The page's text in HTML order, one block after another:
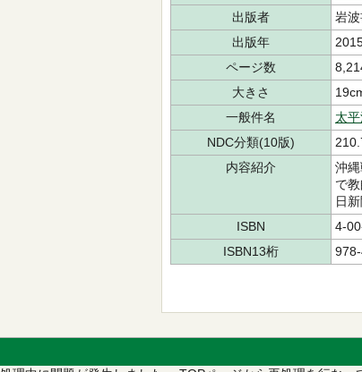
出版者
岩
出版年
ページ数
大きさ
一般件名
太
NDC分類(10版)
内容紹介
沖
で
日
ISBN
4-
ISBN13桁